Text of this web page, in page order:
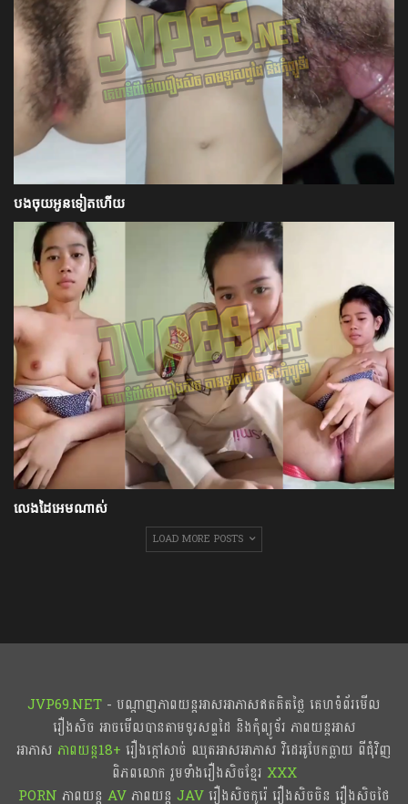
បងចុយអូនទៀតហើយ
លេងដៃអេមណាស់
LOAD MORE POSTS
JVP69.NET - បណ្ដាញភាពយន្តអាសអាភាសឥតគិតថ្លៃ គេហទំព័រមើល
រឿងសិច អាចមើលបានតាមទូរសព្ទដៃ និងកុំព្យូទ័រ ភាពយន្តអាស
អាភាស ភាពយន្ត18+​​ រឿងក្ដៅសាច់ ឈុតអាសអាភាស វិដេអូបែកធ្លាយ ពីជុំវិញ
ពិភពលោក រួមទាំងរឿងសិចខ្មែរ XXX
PORN ភាពយន្ត AVភាពយន្ត JAVរឿងសិចកូរ៉េ រឿងសិចចិន​ រឿងសិចថៃ